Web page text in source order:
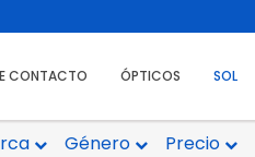
CONTACTO ÓPTICOS SOL
Género Precio